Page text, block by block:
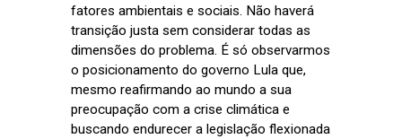
fatores ambientais e sociais. Não haverá
transição justa sem considerar todas as
dimensões do problema. É só observarmos
o posicionamento do governo Lula que,
mesmo reafirmando ao mundo a sua
preocupação com a crise climática e
buscando endurecer a legislação flexionada